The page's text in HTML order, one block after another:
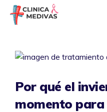
Skip
Por qué el
momento